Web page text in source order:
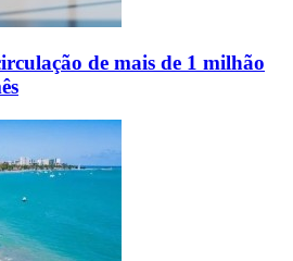
de mais de 1 milhão